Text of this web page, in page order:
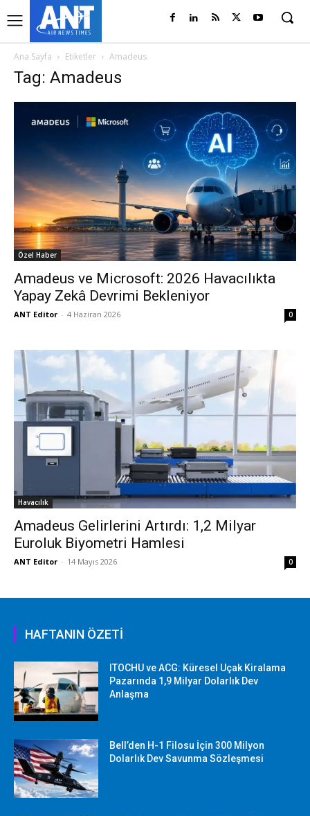
Ana Sayfa Etiketler Amadeus
Tag: Amadeus
Özel Haber
Amadeus ve Microsoft: 2026 Havacılıkta
Yapay Zekâ Devrimi Bekleniyor
ANT Editor - 4 Haziran 2026 0
Havacılık
Amadeus Gelirlerini Artırdı: 1,2 Milyar
Euroluk Biyometri Hamlesi
ANT Editor - 14 Mayıs 2026 0
HAFTANIN ÖZETİ
ITOCHU ve ACG: Küresel Uçak Kiralama
Pazarında 1,9 Milyar Dolarlık Dev
Anlaşma
Bell’den H-1 Filosu İçin 300 Milyon
Dolarlık Dev Savunma Sözleşmesi